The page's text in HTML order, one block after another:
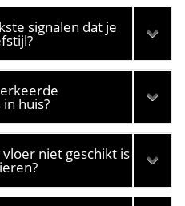
signalen dat je
huis?
niet geschikt is